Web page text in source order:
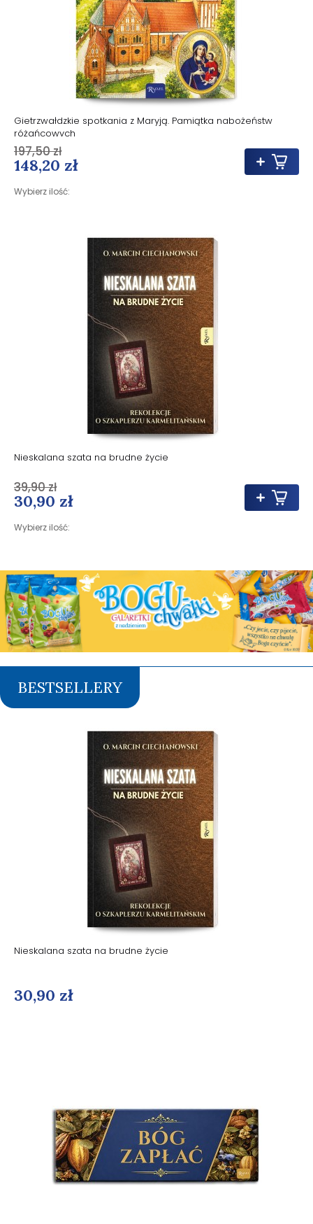
Gietrzwałdzkie spotkania z Maryją. Pamiątka nabożeństw
różańcowych
148,20 zł
Wybierz ilość:
197,50 zł
Nieskalana szata na brudne życie
30,90 zł
Wybierz ilość:
39,90 zł
BESTSELLERY
Nieskalana szata na brudne życie
30,90 zł